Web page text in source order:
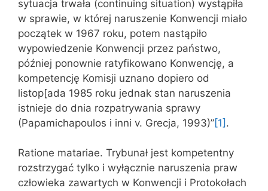
sytuacja trwała (continuing situation) wystąpiła
w sprawie, w której naruszenie Konwencji miało
początek w 1967 roku, potem nastąpiło
wypowiedzenie Konwencji przez państwo,
później ponownie ratyfikowano Konwencję, a
kompetencję Komisji uznano dopiero od
listop[ada 1985 roku jednak stan naruszenia
istnieje do dnia rozpatrywania sprawy
(Papamichapoulos i inni v. Grecja, 1993)”[1] .
Ratione matariae. Trybunał jest kompetentny
rozstrzygać tylko i wyłącznie naruszenia praw
człowieka zawartych w Konwencji i Protokołach